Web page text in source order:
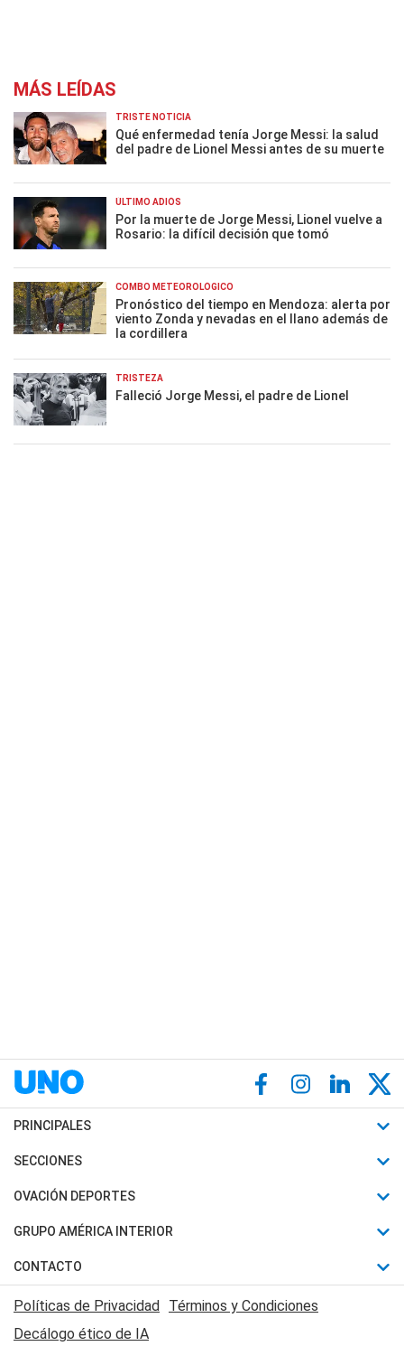
MÁS LEÍDAS
TRISTE NOTICIA
Qué enfermedad tenía Jorge Messi: la salud
del padre de Lionel Messi antes de su muerte
ÚLTIMO ADIÓS
Por la muerte de Jorge Messi, Lionel vuelve a
Rosario: la difícil decisión que tomó
COMBO METEOROLÓGICO
Pronóstico del tiempo en Mendoza: alerta por
viento Zonda y nevadas en el llano además de
la cordillera
TRISTEZA
Falleció Jorge Messi, el padre de Lionel
PRINCIPALES
Últimas Noticias
Política
Judiciales
Economia
SECCIONES
Horóscopo
Motores
Trucos caseros
Series y Películas
Edictos y Solicitadas
OVACIÓN DEPORTES
Fútbol
Mundial
Automovilismo
Rugby
GRUPO AMÉRICA INTERIOR
Canal 7 en Vivo
CONTACTO
Acerca de Nosotros
Contactanos
Políticas de Privacidad Términos y Condiciones
Decálogo ético de IA